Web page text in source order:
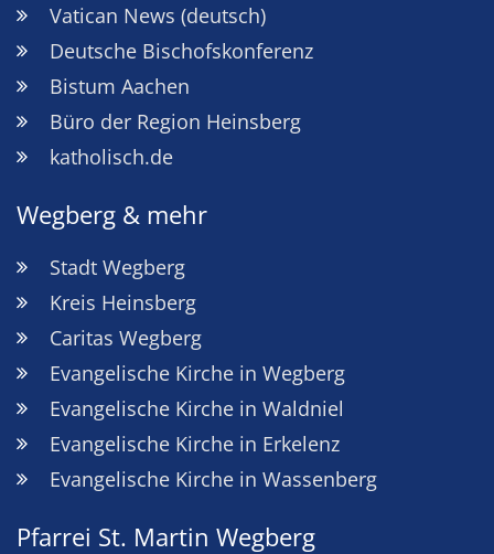
Vatican News (deutsch)
Deutsche Bischofskonferenz
Bistum Aachen
Büro der Region Heinsberg
katholisch.de
Wegberg & mehr
Stadt Wegberg
Kreis Heinsberg
Caritas Wegberg
Evangelische Kirche in Wegberg
Evangelische Kirche in Waldniel
Evangelische Kirche in Erkelenz
Evangelische Kirche in Wassenberg
Pfarrei St. Martin Wegberg